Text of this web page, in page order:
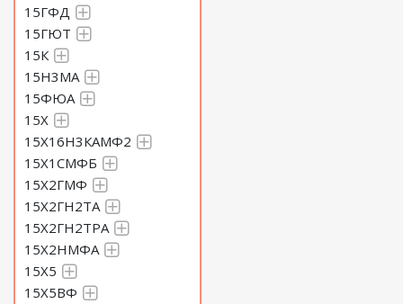
15ГФД
15ГЮТ
15К
15Н3МА
15ФЮА
15Х
15Х16Н3КАМФ2
15Х1СМФБ
15Х2ГМФ
15Х2ГН2ТА
15Х2ГН2ТРА
15Х2НМФА
15Х5
15Х5ВФ